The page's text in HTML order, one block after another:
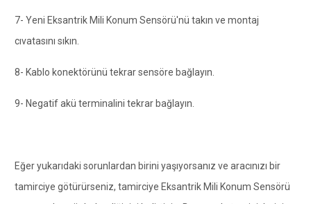
7- Yeni Eksantrik Mili Konum Sensörü'nü takın ve montaj
cıvatasını sıkın.
8- Kablo konektörünü tekrar sensöre bağlayın.
9- Negatif akü terminalini tekrar bağlayın.
Eğer yukarıdaki sorunlardan birini yaşıyorsanız ve aracınızı bir
tamirciye götürürseniz, tamirciye Eksantrik Mili Konum Sensörü